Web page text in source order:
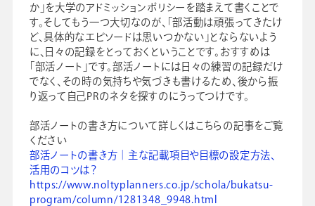
か」を大学のアドミッションポリシーを踏まえて書くことで
す。そしてもう一つ大切なのが、「部活動は頑張ってきたけ
ど、具体的なエピソードは思いつかない」とならないよう
に、日々の記録をとっておくということです。おすすめは
「部活ノート」です。部活ノートには日々の練習の記録だけ
でなく、その時の気持ちや気づきも書けるため、後から振
り返って自己PRのネタを探すのにうってつけです。
部活ノートの書き方について詳しくはこちらの記事をご覧
ください
部活ノートの書き方｜主な記載項目や目標の設定方法、
活用のコツは？
https://www.noltyplanners.co.jp/schola/bukatsu-
program/column/1281348_9948.html